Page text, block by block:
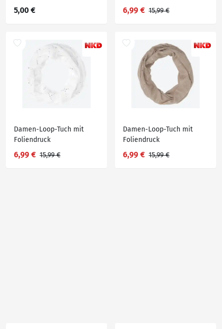
5,00 € 6,99 € 15,99 €
Damen-Loop-Tuch mit
Foliendruck
6,99 € 15,99 €
Damen-Loop-Tuch mit
Foliendruck
6,99 € 15,99 €